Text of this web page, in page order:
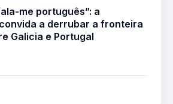
me português”: a
a derrubar a fronteira
Galicia e Portugal